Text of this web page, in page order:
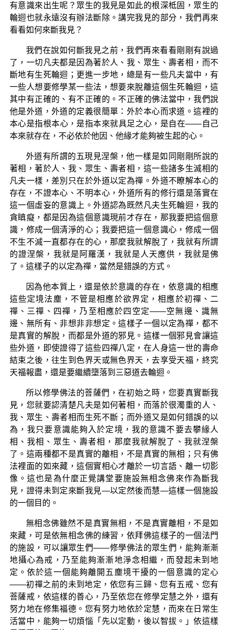
有意識來出生呢？眾生的我見是如此的根深柢固，眾生的
輪迴也就永遠沒有辦法斷除。講完我見的部分，我們再來
看看如何來斷我見？
我們在說如何斷我見之前，我們再來看看剛剛有說過
了，一切凡夫都是因為著於人、我、眾生、壽者相，而不
斷地有生死輪迴；更進一步地，總是有一些凡夫當中，有
一些人想要修學某一些法，想要來脫離這個生死輪迴，這
其中有正確的、有不正確的。不正確的佛法當中，我們說
他是外道，外道的定義很簡單：外於本心而求道。這裡的
本心是指根本心，是指本來就具足之心，是自在——自己
本來就存在，不必依於他因、他緣才能夠被生起的心。
外道有所謂的五現見涅槃，他一樣是如同剛剛所說的
著相，著於人、我、眾生、壽者相，這一些諸多生滅相的
凡夫一樣，差別只在於外道以定為禪。外道不瞭解本心的
存在，不證本心、不明本心，外道所有的修行還是落實在
這一個虛妄的意識上。外道認為既然凡夫生死輪迴，我的
貪瞋癡，都是因為這個意識現前才存在，那我要把這個意
識，修成一個清淨的心；我要把這一個意識心，修成一個
不生不滅一直都存在的心，那麼我就解脫了，我就有所謂
的證涅槃，我就是阿羅漢，我就是人天應供，我就是佛
了。這樣子的以定為禪，當然是錯誤的方式。
因為他本質上，還是依於意識的存在，依意識的相應
這些定境法塵，不管是相應於欲界定，相應於初禪、二
禪、三禪、四禪，乃至相應於四空定——空無邊、識無
邊、無所有、非想非非想定。這樣子一個以定為禪，都不
是真實的解脫，而都是外道的邪見。這樣一個邪見會讓這
些外道，即使證得了這些四禪八定，在人身這一世的壽命
結束之後，往生到色界天或無色界天，去享受天福，終究
天福報盡，還是要繼續墮落到三惡道去輪迴。
所以修學佛法的菩薩們，在初始之時，您要真實斷我
見，您就要認清楚凡夫是如何著相，而落於很濁重的人、
我、眾生、壽者相而生死不斷；而外道又是如何錯誤的以
為，我只要意識能夠入於定境，我的意識不要去攀緣人
相、我相、眾生、壽者相，那麼我就解脫了、我就涅槃
了。這兩種都不是真實的離相，不是真實的無相；只有佛
法裡面的如來藏，這個實相心才離於一切言語、離一切影
像。這也是為什麼正覺講堂要施設無相念佛來作為斷我
見，證得未到定來斷我見—以定然後而慧—這樣一個施設
的一個目的。
無相念佛雖然不是真實無相，不是真實離相，不是如
來藏，可是依無相念佛的練習，依拜佛這樣子的一個法門
的施設，可以讓眾生們——修學佛法的眾生們，能夠漸漸
地攝心為戒，乃至能夠漸漸地淨念相繼，而發起未到地
定。依於這一個能夠離開五塵境干擾的一個意識的定心
——初禪之前的未到地定，依您有三歸、您有五戒、您有
菩薩戒，依這樣的善心，乃至依您在修學定慧之外，還有
努力地在修集福德。您有努力地依於定慧，而來在日常生
活當中，能夠一切煩惱「先以定動，後以智拔。」依這樣